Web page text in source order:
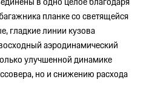
планке со светящейся
гладкие линии кузова
аэродинамический
улучшенной динамике
но и снижению расхода